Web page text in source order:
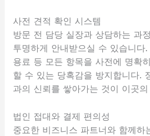
사전 견적 확인 시스템
방문 전 담당 실장과 상담하는 과
투명하게 안내받으실 수 있습니다
용료 등 모든 항목을 사전에 명확
할 수 있는 당혹감을 방지합니다.
과의 신뢰를 쌓아가는 것이 이곳
법인 접대와 결제 편의성
중요한 비즈니스 파트너와 함께하